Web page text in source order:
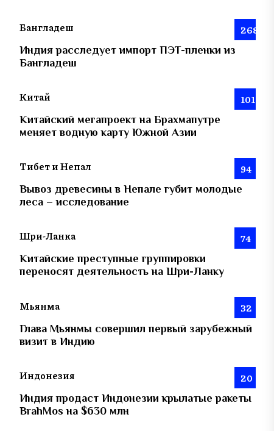
Бангладеш 268
Индия расследует импорт ПЭТ-пленки из
Бангладеш
Китай 101
Китайский мегапроект на Брахмапутре
меняет водную карту Южной Азии
Тибет и Непал 94
Вывоз древесины в Непале губит молодые
леса – исследование
Шри-Ланка 74
Китайские преступные группировки
переносят деятельность на Шри-Ланку
Мьянма 32
Глава Мьянмы совершил первый зарубежный
визит в Индию
Индонезия 20
Индия продаст Индонезии крылатые ракеты
BrahMos на $630 млн